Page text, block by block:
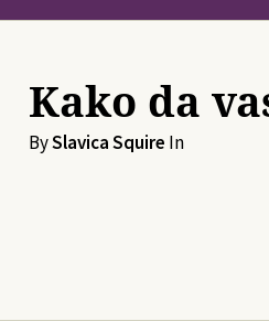
Kako da
BySlavica Squire In